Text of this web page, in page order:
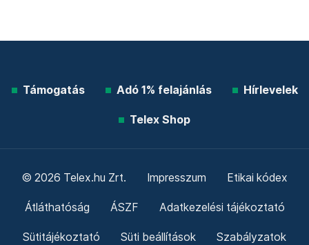
Támogatás Adó 1% felajánlás Hírlevelek
Telex Shop
© 2026 Telex.hu Zrt. Impresszum Etikai kódex
Átláthatóság ÁSZF Adatkezelési tájékoztató
Sütitájékoztató Süti beállítások Szabályzatok